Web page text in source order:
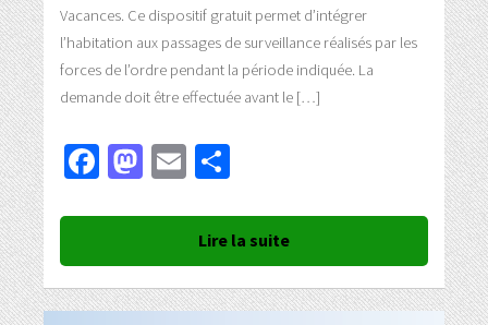
Vacances. Ce dispositif gratuit permet d’intégrer
l’habitation aux passages de surveillance réalisés par les
forces de l’ordre pendant la période indiquée. La
demande doit être effectuée avant le […]
Facebook
Mastodon
Email
Lire la suite